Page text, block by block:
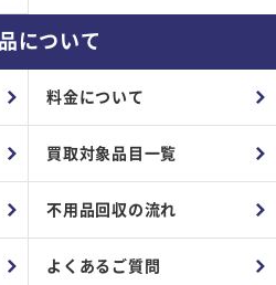
について
料金について
買取対象品目一覧
不用品回収の流れ
よくあるご質問